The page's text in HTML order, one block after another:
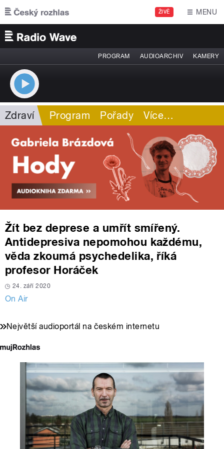
Přejít k hlavnímu obsahu
ŽIVĚ MENU
PROGRAM AUDIOARCHIV KAMERY
Zdraví Program Pořady Více…
Žít bez deprese a umřít smířený.
Antidepresiva nepomohou každému,
věda zkoumá psychedelika, říká
profesor Horáček
24. září 2020
On Air
Největší audioportál na českém internetu